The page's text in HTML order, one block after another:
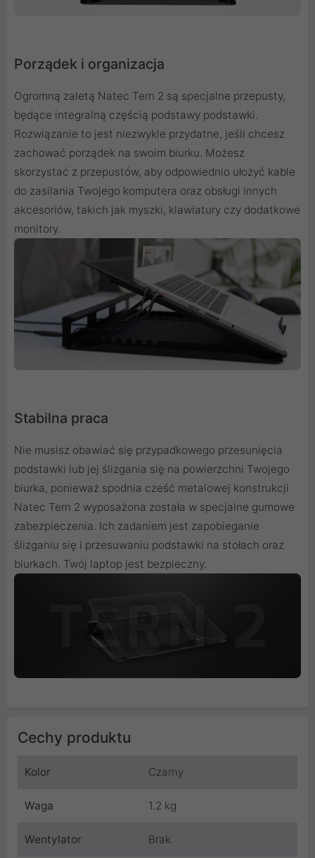
Porządek i organizacja
Ogromną zaletą Natec Tern 2 są specjalne przepusty,
będące integralną częścią podstawy podstawki.
Rozwiązanie to jest niezwykle przydatne, jeśli chcesz
zachować porządek na swoim biurku. Możesz
skorzystać z przepustów, aby odpowiednio ułożyć kable
do zasilania Twojego komputera oraz obsługi innych
akcesoriów, takich jak myszki, klawiatury czy dodatkowe
monitory.
Stabilna praca
Nie musisz obawiać się przypadkowego przesunięcia
podstawki lub jej ślizgania się na powierzchni Twojego
biurka, ponieważ spodnia cześć metalowej konstrukcji
Natec Tern 2 wyposażona została w specjalne gumowe
zabezpieczenia. Ich zadaniem jest zapobieganie
ślizganiu się i przesuwaniu podstawki na stołach oraz
biurkach. Twój laptop jest bezpieczny.
Cechy produktu
Kolor Czarny
Waga 1.2 kg
Wentylator Brak